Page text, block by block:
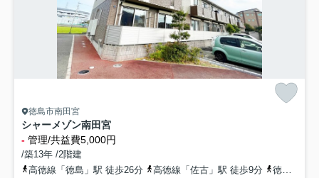
徳島市南田宮
シャーメゾン南田宮
- 管理/共益費5,000円
/築13年 /2階建
高徳線「徳島」駅 徒歩26分
高徳線「佐古」駅 徒歩9分 徳島線「蔵本」駅 徒歩33分